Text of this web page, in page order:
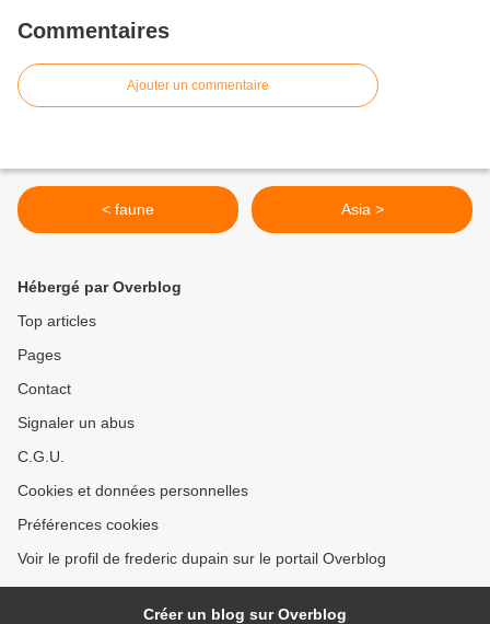
Commentaires
Ajouter un commentaire
< faune Asia >
Hébergé par Overblog
Top articles
Pages
Contact
Signaler un abus
C.G.U.
Cookies et données personnelles
Préférences cookies
Voir le profil de frederic dupain sur le portail Overblog
Créer un blog sur Overblog